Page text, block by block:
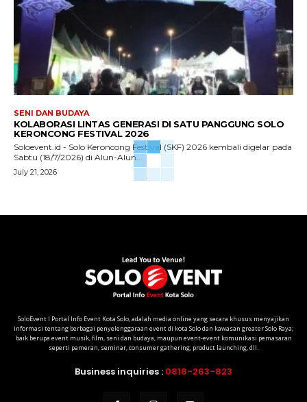
SENI DAN BUDAYA
KOLABORASI LINTAS GENERASI DI SATU PANGGUNG SOLO
KERONCONG FESTIVAL 2026
Soloevent.id - Solo Keroncong Festival (SKF) 2026 kembali digelar pada
Sabtu (18/7/2026) di Alun-Alun...
July 21, 2026
SoloEvent I Portal Info Event Kota Solo, adalah media online yang secara khusus menyajikan
informasi tentang berbagai penyelenggaraan event di kota Solo dan kawasan greater Solo Raya;
baik berupa event musik, film, seni dan budaya, maupun event-event komunikasi pemasaran
seperti pameran, seminar, consumer gathering, product launching, dll.
Business inquiries : 0818-263-823